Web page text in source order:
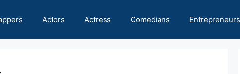
Actors Actress Comedians Entrepreneurs